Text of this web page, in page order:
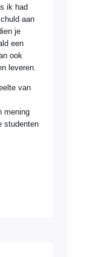
ik had
aan
je
een
ook
leveren.
van
mening
studenten